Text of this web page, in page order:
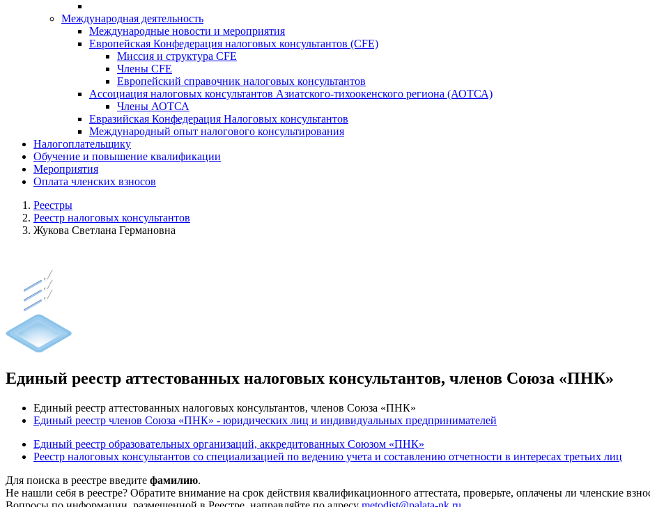
Международная деятельность
Международные новости и мероприятия
Европейская Конфедерация налоговых консультантов (CFE)
Миссия и структура CFE
Члены CFE
Европейский справочник налоговых консультантов
Ассоциация налоговых консультантов Азиатского-тихоокенского региона (АОТСА)
Члены АОТСА
Евразийская Конфедерация Налоговых консультантов
Международный опыт налогового консультирования
Налогоплательщику
Обучение и повышение квалификации
Мероприятия
Оплата членских взносов
Реестры
Реестр налоговых консультантов
Жукова Светлана Германовна
Единый реестр аттестованных налоговых консультантов, членов Союза «ПНК»
Единый реестр аттестованных налоговых консультантов, членов Союза «ПНК»
Единый реестр членов Союза «ПНК» - юридических лиц и индивидуальных предпринимателей
Единый реестр образовательных организаций, аккредитованных Союзом «ПНК»
Реестр налоговых консультантов со специализацией по ведению учета и составлению отчетности в интересах третьих лиц
Для поиска в реестре введите фамилию.
Не нашли себя в реестре? Обратите внимание на срок действия квалификационного аттестата, проверьте, оплачены ли членские